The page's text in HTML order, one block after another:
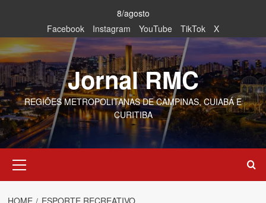
content
8/agosto
Facebook
Instagram YouTube TikTok X
Jornal RMC
REGIÕES METROPOLITANAS DE CAMPINAS, CUIABÁ E
CURITIBA
Menu
HOME ESPORTE RECREATIVO